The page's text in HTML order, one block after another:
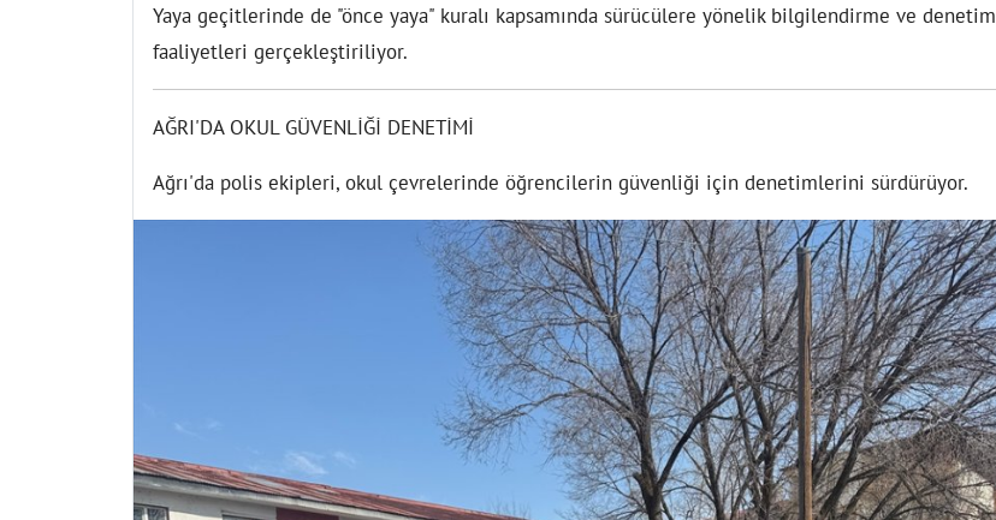
Yaya geçitlerinde de "önce yaya" kuralı kapsamında sürücülere yönelik bilgilendirme ve denetim
faaliyetleri gerçekleştiriliyor.
AĞRI'DA OKUL GÜVENLİĞİ DENETİMİ
Ağrı'da polis ekipleri, okul çevrelerinde öğrencilerin güvenliği için denetimlerini sürdürüyor.